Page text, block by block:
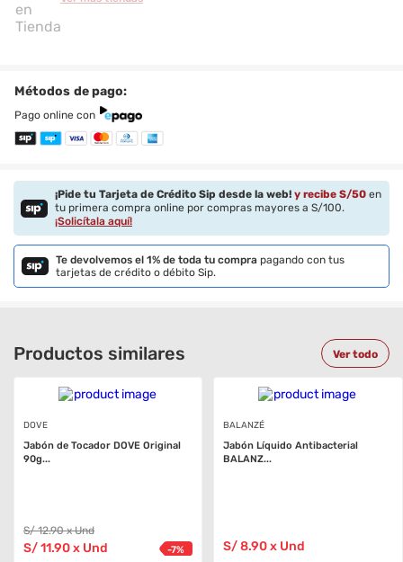
Métodos de pago:
Pago online con
¡Pide tu Tarjeta de Crédito Sip desde la web! y recibe S/50 en
tu primera compra online por compras mayores a S/100.
¡Solicítala aquí!
Te devolvemos el 1% de toda tu compra pagando con tus
tarjetas de crédito o débito Sip.
Productos similares Ver todo
DOVE
Jabón de Tocador DOVE Original
90g...
S/12.90 x Und
S/11.90x Und -7%
BALANZÉ
Jabón Líquido Antibacterial
BALANZ...
S/8.90x Und